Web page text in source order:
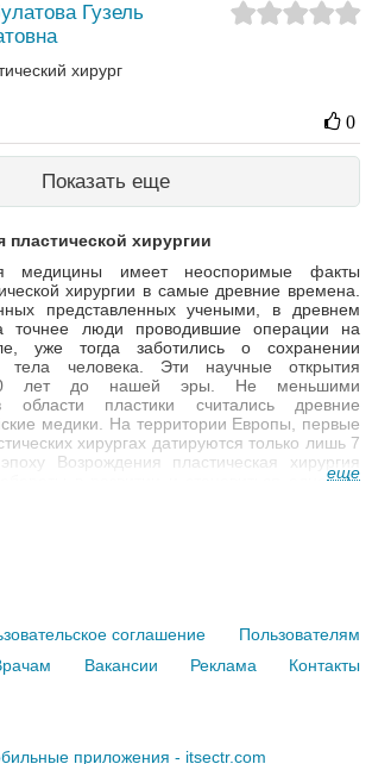
Гузель
хирург
0
Показать еще
пластической хирургии
медицины имеет неоспоримые факты
хирургии в самые древние времена.
представленных учеными, в древнем
точнее люди проводившие операции на
уже тогда заботились о сохранении
тела человека. Эти научные открытия
лет до нашей эры. Не меньшими
области пластики считались древние
медики. На территории Европы, первые
хирургах датируются только лишь 7
Возрождения пластическая хирургия
в развитии и становиться одной из
гинекомастия, исправление формы
операции?
цель которых, придание эстетики
области человеческого тела
еще
соглашение
Пользователям
Вакансии Реклама Контакты
приложения - itsectr.com